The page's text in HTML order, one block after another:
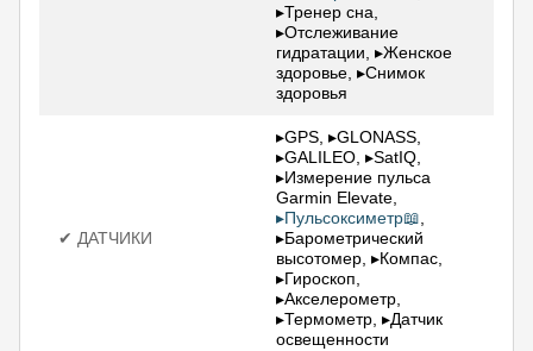
▸Тренер сна,
▸Отслеживание
гидратации, ▸Женское
здоровье, ▸Снимок
здоровья
✔ ДАТЧИКИ
▸GPS, ▸GLONASS,
▸GALILEO, ▸SatIQ,
▸Измерение пульса
Garmin Elevate,
▸Пульсоксиметр📖,
▸Барометрический
высотомер, ▸Компас,
▸Гироскоп,
▸Акселерометр,
▸Термометр, ▸Датчик
освещенности